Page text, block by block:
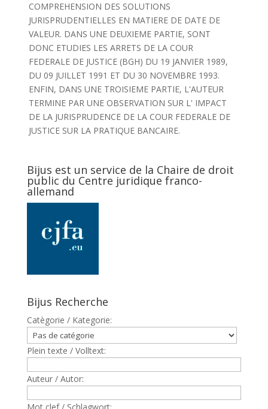
COMPREHENSION DES SOLUTIONS
JURISPRUDENTIELLES EN MATIERE DE DATE DE
VALEUR. DANS UNE DEUXIEME PARTIE, SONT
DONC ETUDIES LES ARRETS DE LA COUR
FEDERALE DE JUSTICE (BGH) DU 19 JANVIER 1989,
DU 09 JUILLET 1991 ET DU 30 NOVEMBRE 1993.
ENFIN, DANS UNE TROISIEME PARTIE, L'AUTEUR
TERMINE PAR UNE OBSERVATION SUR L' IMPACT
DE LA JURISPRUDENCE DE LA COUR FEDERALE DE
JUSTICE SUR LA PRATIQUE BANCAIRE.
Bijus est un service de la Chaire de droit
public du Centre juridique franco-
allemand
Bijus Recherche
Catègorie / Kategorie:
Plein texte / Volltext:
Auteur / Autor: